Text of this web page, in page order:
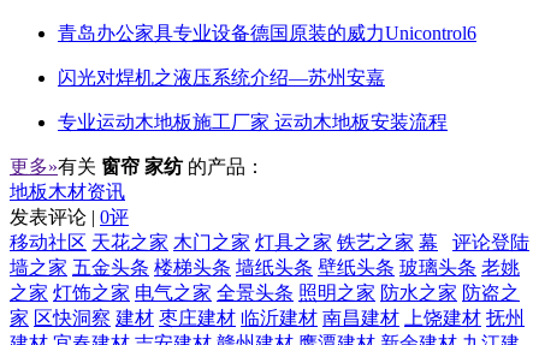
青岛办公家具专业设备德国原装的威力Unicontrol6
闪光对焊机之液压系统介绍—苏州安嘉
专业运动木地板施工厂家 运动木地板安装流程
更多»有关 窗帘 家纺 的产品：
地板木材资讯
发表评论 | 0评
评论登陆
移动社区 天花之家 木门之家 灯具之家 铁艺之家 幕
墙之家 五金头条 楼梯头条 墙纸头条 壁纸头条 玻璃头条 老姚
之家 灯饰之家 电气之家 全景头条 照明之家 防水之家 防盗之
家 区快洞察 建材 枣庄建材 临沂建材 南昌建材 上饶建材 抚州